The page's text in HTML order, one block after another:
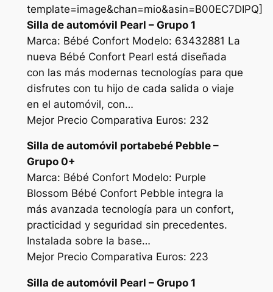
template=image&chan=mio&asin=B00EC7DIPQ]
Silla de automóvil Pearl – Grupo 1
Marca: Bébé Confort Modelo: 63432881 La
nueva Bébé Confort Pearl está diseñada
con las más modernas tecnologías para que
disfrutes con tu hijo de cada salida o viaje
en el automóvil, con…
Mejor Precio Comparativa Euros: 232
Silla de automóvil portabebé Pebble –
Grupo 0+
Marca: Bébé Confort Modelo: Purple
Blossom Bébé Confort Pebble integra la
más avanzada tecnología para un confort,
practicidad y seguridad sin precedentes.
Instalada sobre la base…
Mejor Precio Comparativa Euros: 223
Silla de automóvil Pearl – Grupo 1